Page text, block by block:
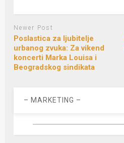
Newer Post
Poslastica za ljubitelje
urbanog zvuka: Za vikend
koncerti Marka Louisa i
Beogradskog sindikata
– MARKETING –